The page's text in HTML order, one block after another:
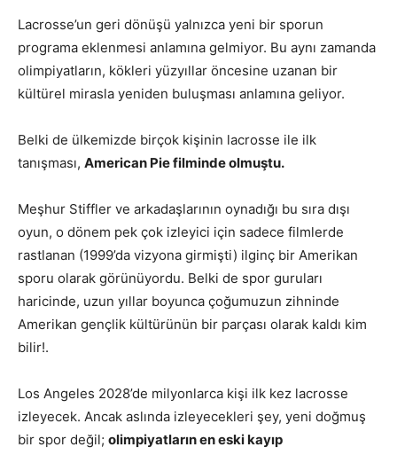
Lacrosse’un geri dönüşü yalnızca yeni bir sporun
programa eklenmesi anlamına gelmiyor. Bu aynı zamanda
olimpiyatların, kökleri yüzyıllar öncesine uzanan bir
kültürel mirasla yeniden buluşması anlamına geliyor.
Belki de ülkemizde birçok kişinin lacrosse ile ilk
tanışması, American Pie filminde olmuştu.
Meşhur Stiffler ve arkadaşlarının oynadığı bu sıra dışı
oyun, o dönem pek çok izleyici için sadece filmlerde
rastlanan (1999’da vizyona girmişti) ilginç bir Amerikan
sporu olarak görünüyordu. Belki de spor guruları
haricinde, uzun yıllar boyunca çoğumuzun zihninde
Amerikan gençlik kültürünün bir parçası olarak kaldı kim
bilir!.
Los Angeles 2028’de milyonlarca kişi ilk kez lacrosse
izleyecek. Ancak aslında izleyecekleri şey, yeni doğmuş
bir spor değil; olimpiyatların en eski kayıp